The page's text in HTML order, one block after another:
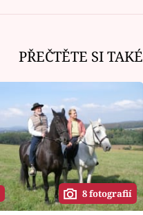
PŘEČTĚTE SI TAKÉ
8 fotografií